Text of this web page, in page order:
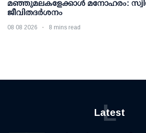
മഞ്ഞുമലകളേക്കാൾ മനോഹരം:
ജീവിതദർശനം
08 08 2026 8 mins read
Latest
L